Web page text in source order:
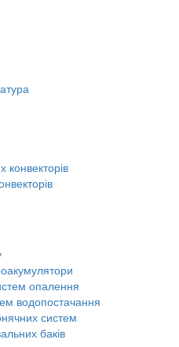
конвекторів
опалення
водопостачання
систем
баків